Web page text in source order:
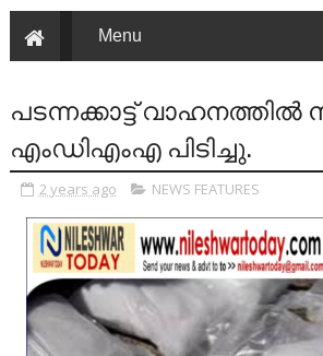
പടന്നക്കാട്ട് വാഹനത്തിൽ
എംഡിഎംഎ പിടിച്ചു.
2 years ago NEWS FEATURES